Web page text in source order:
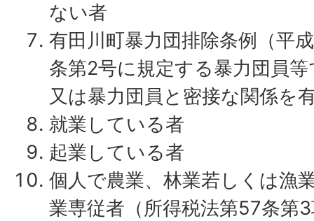
ない者
有田川町暴力団排除条例（平
条第2号に規定する暴力団員
又は暴力団員と密接な関係を
就業している者
起業している者
個人で農業、林業若しくは漁
業専従者（所得税法第57条第